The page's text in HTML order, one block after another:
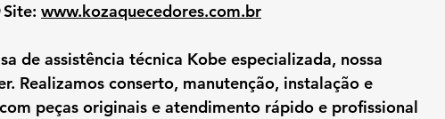
Site: www.kozaquecedores.com.br
de assistência técnica Kobe especializada, nossa
Realizamos conserto, manutenção, instalação e
peças originais e atendimento rápido e profissional